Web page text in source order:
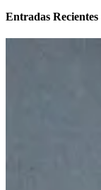
Entradas Recientes